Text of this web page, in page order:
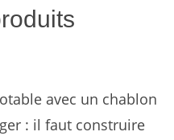
avec un chablon
: il faut construire